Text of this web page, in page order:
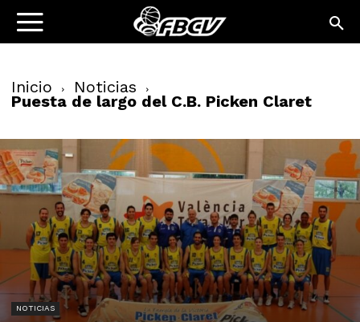
Inicio Noticias
Puesta de largo del C.B. Picken Claret
NOTICIAS